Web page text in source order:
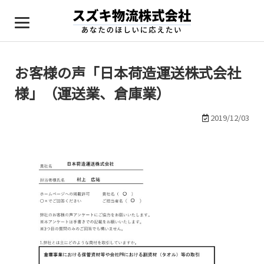
お客様の声「日本荷造運送株式会社
様」（運送業、倉庫業）
2019/12/03